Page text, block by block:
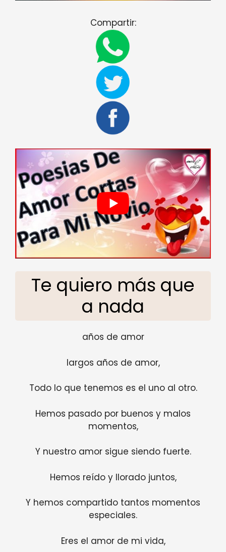
Compartir:
Te quiero más que
a nada
años de amor
largos años de amor,
Todo lo que tenemos es el uno al otro.
Hemos pasado por buenos y malos
momentos,
Y nuestro amor sigue siendo fuerte.
Hemos reído y llorado juntos,
Y hemos compartido tantos momentos
especiales.
Eres el amor de mi vida,